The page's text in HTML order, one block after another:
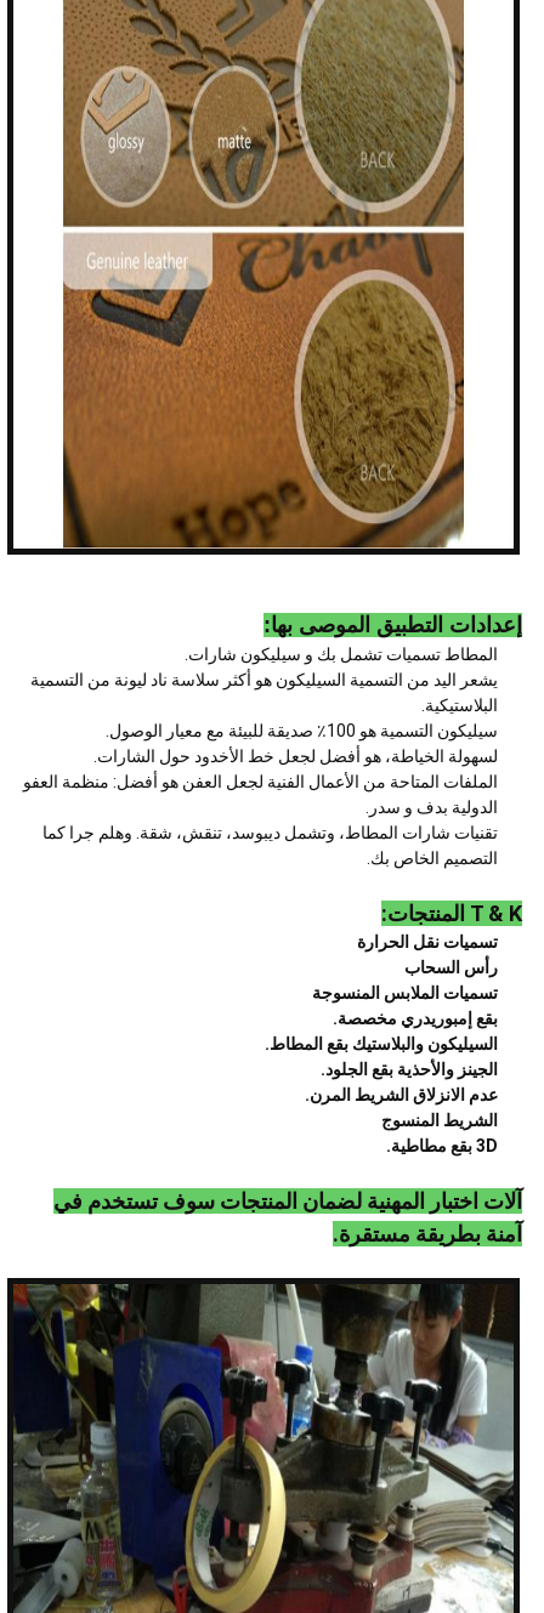
إعدادات التطبيق الموصى بها:
المطاط تسميات تشمل بك و سيليكون شارات.
يشعر اليد من التسمية السيليكون هو أكثر سلاسة ناد ليونة من التسمية
البلاستيكية.
سيليكون التسمية هو 100٪ صديقة للبيئة مع معيار الوصول.
لسهولة الخياطة، هو أفضل لجعل خط الأخدود حول الشارات.
الملفات المتاحة من الأعمال الفنية لجعل العفن هو أفضل: منظمة العفو
الدولية بدف و سدر.
تقنيات شارات المطاط، وتشمل ديبوسد، تنقش، شقة. وهلم جرا كما
التصميم الخاص بك.
T & K المنتجات:
تسميات نقل الحرارة
رأس السحاب
تسميات الملابس المنسوجة
بقع إمبوريدري مخصصة.
السيليكون والبلاستيك بقع المطاط.
الجينز والأحذية بقع الجلود.
عدم الانزلاق الشريط المرن.
الشريط المنسوج
3D بقع مطاطية.
آلات اختبار المهنية لضمان المنتجات سوف تستخدم في
آمنة بطريقة مستقرة.